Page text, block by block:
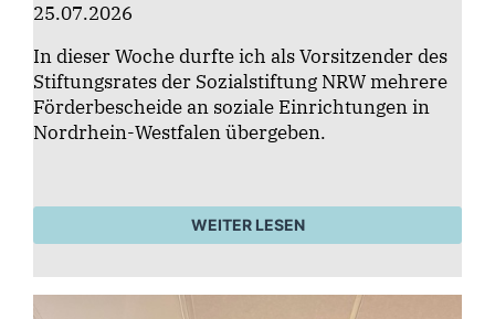
25.07.2026
In dieser Woche durfte ich als Vorsitzender des
Stiftungsrates der Sozialstiftung NRW mehrere
Förderbescheide an soziale Einrichtungen in
Nordrhein-Westfalen übergeben.
WEITER LESEN